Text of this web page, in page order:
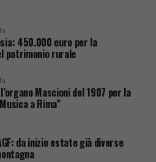
450.000 euro per la
patrimonio rurale
Mascioni del 1907 per la
a Rima”
da inizio estate già diverse